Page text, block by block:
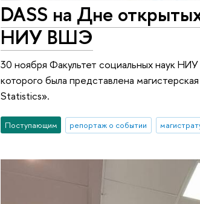
DASS на Дне
НИУ ВШЭ
30 ноября Факультет социальных наук
которого была представлена
Statistics».
Поступающим репортаж о событии